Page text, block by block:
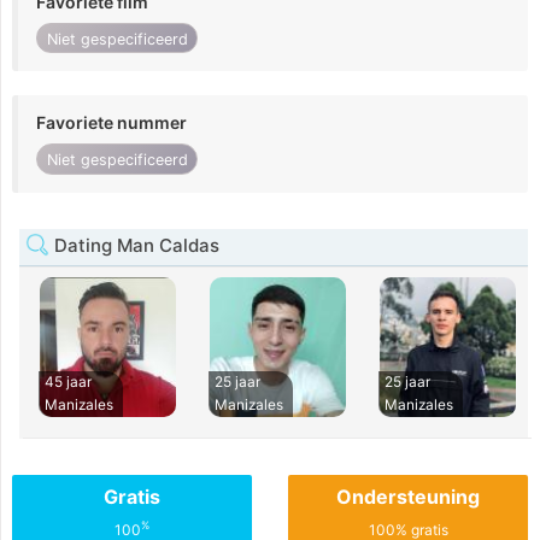
Niet gespecificeerd
Favoriete nummer
Niet gespecificeerd
Dating Man Caldas
45 jaar
Manizales
25 jaar
Manizales
25 jaar
Manizales
Gratis
100%
Ondersteuning
100% gratis